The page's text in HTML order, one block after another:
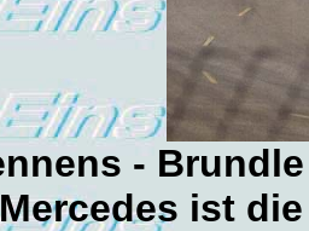
-
Mercedes ist